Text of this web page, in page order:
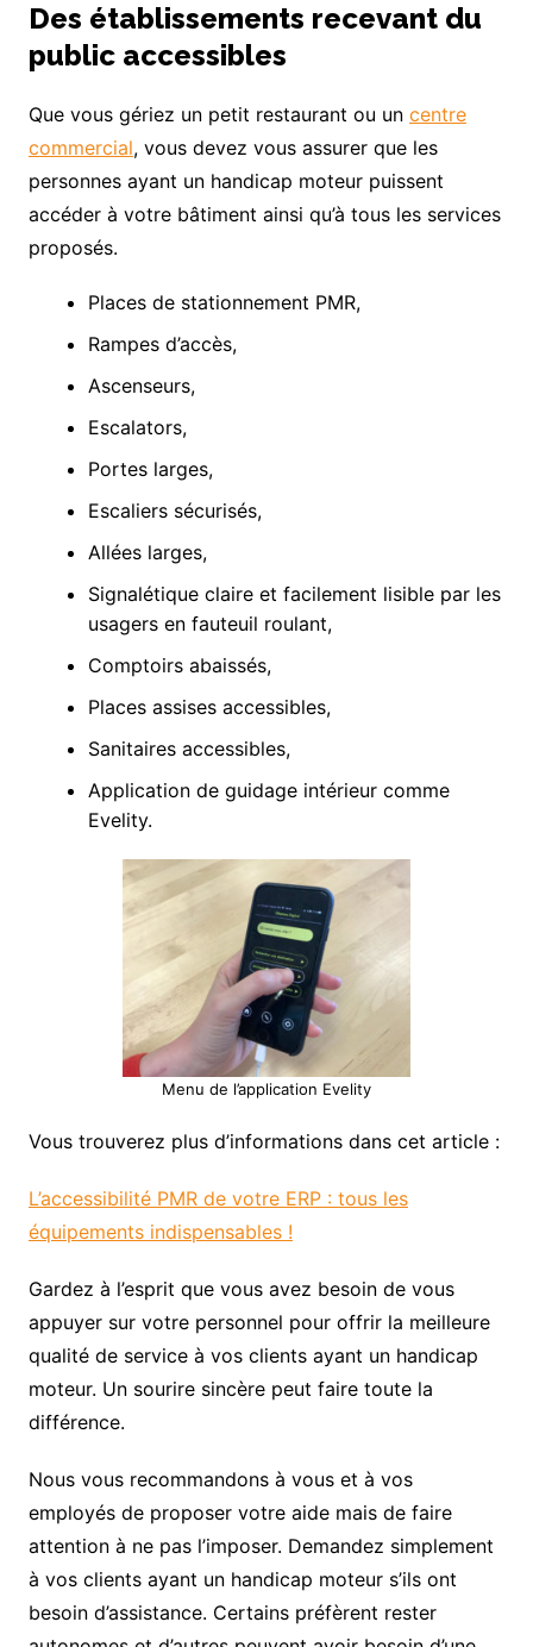
Des établissements recevant du
public accessibles
Que vous gériez un petit restaurant ou un centre
commercial, vous devez vous assurer que les
personnes ayant un handicap moteur puissent
accéder à votre bâtiment ainsi qu’à tous les services
proposés.
Places de stationnement PMR,
Rampes d’accès,
Ascenseurs,
Escalators,
Portes larges,
Escaliers sécurisés,
Allées larges,
Signalétique claire et facilement lisible par les
usagers en fauteuil roulant,
Comptoirs abaissés,
Places assises accessibles,
Sanitaires accessibles,
Application de guidage intérieur comme
Evelity.
Menu de l’application Evelity
Vous trouverez plus d’informations dans cet article :
L’accessibilité PMR de votre ERP : tous les
équipements indispensables !
Gardez à l’esprit que vous avez besoin de vous
appuyer sur votre personnel pour offrir la meilleure
qualité de service à vos clients ayant un handicap
moteur. Un sourire sincère peut faire toute la
différence.
Nous vous recommandons à vous et à vos
employés de proposer votre aide mais de faire
attention à ne pas l’imposer. Demandez simplement
à vos clients ayant un handicap moteur s’ils ont
besoin d’assistance. Certains préfèrent rester